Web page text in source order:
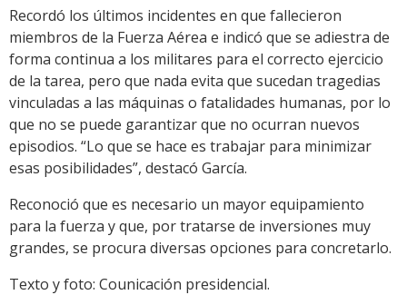
Recordó los últimos incidentes en que fallecieron
miembros de la Fuerza Aérea e indicó que se adiestra de
forma continua a los militares para el correcto ejercicio
de la tarea, pero que nada evita que sucedan tragedias
vinculadas a las máquinas o fatalidades humanas, por lo
que no se puede garantizar que no ocurran nuevos
episodios. “Lo que se hace es trabajar para minimizar
esas posibilidades”, destacó García.
Reconoció que es necesario un mayor equipamiento
para la fuerza y que, por tratarse de inversiones muy
grandes, se procura diversas opciones para concretarlo.
Texto y foto: Counicación presidencial.